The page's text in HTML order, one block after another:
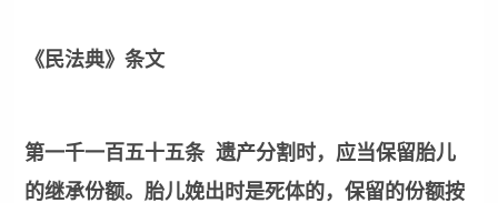
《民法典》条文
第一千一百五十五条 遗产分割时，应当保留胎儿
的继承份额。胎儿娩出时是死体的，保留的份额按